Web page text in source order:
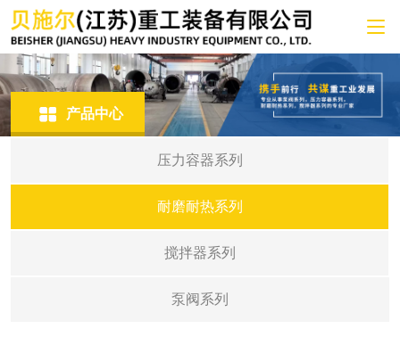
产品中心
压力容器系列
耐磨耐热系列
搅拌器系列
泵阀系列